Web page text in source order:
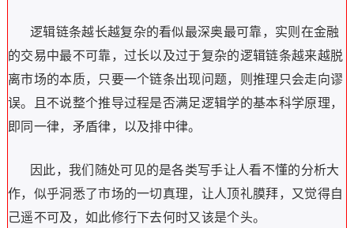
逻辑链条越长越复杂的看似最深奥最可靠，实则在金融
的交易中最不可靠，过长以及过于复杂的逻辑链条越来越脱
离市场的本质，只要一个链条出现问题，则推理只会走向谬
误。且不说整个推导过程是否满足逻辑学的基本科学原理，
即同一律，矛盾律，以及排中律。
因此，我们随处可见的是各类写手让人看不懂的分析大
作，似乎洞悉了市场的一切真理，让人顶礼膜拜，又觉得自
己遥不可及，如此修行下去何时又该是个头。